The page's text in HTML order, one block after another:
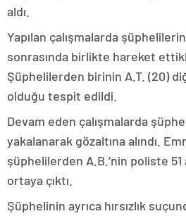
aldı.
Yapılan çalışmalarda
sonrasında birlikte hareket
Şüphelilerden birinin A.T. (20)
olduğu tespit edildi.
Devam eden çalışmalarda
yakalanarak gözaltına alındı.
şüphelilerden A.B.’nin poliste
ortaya çıktı.
Şüphelinin ayrıca hırsızlık